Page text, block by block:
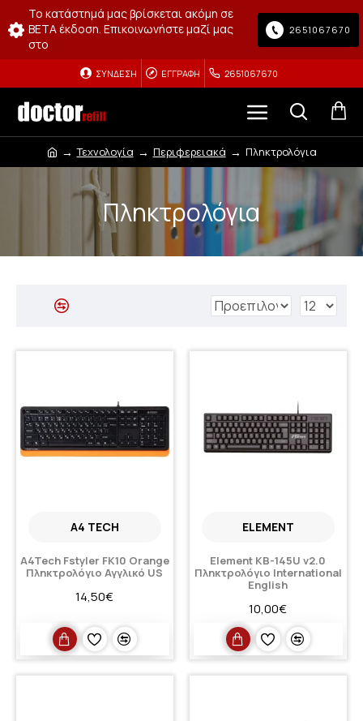
Το κατάστημά μας βρίσκεται ακόμη σε
BETA έκδοση. Επικοινωνήστε μαζί μας
στο
2651067670
ΣΎΝΔΕΣΗ ΕΓΓΡΑΦΉ 2651067670
Τεχνολογία Περιφερειακά Πληκτρολόγια
Πληκτρολόγια
A4 TECH
A4Tech Fstyler FK10 Orange
Πληκτρολόγιο Αγγλικό US
14,50€
ELEMENT
Element KB-145U v2.0
Πληκτρολόγιο International
English
10,00€